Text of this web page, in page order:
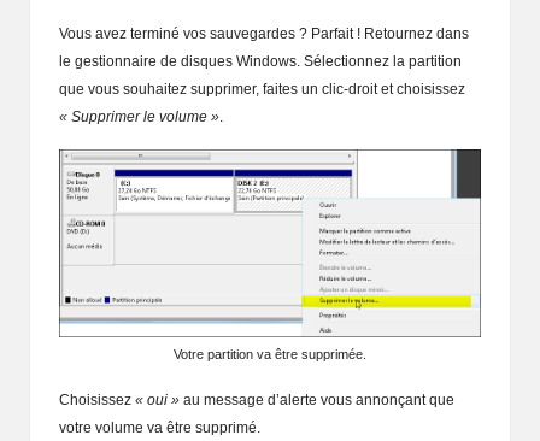
Vous avez terminé vos sauvegardes ? Parfait ! Retournez dans
le gestionnaire de disques Windows. Sélectionnez la partition
que vous souhaitez supprimer, faites un clic-droit et choisissez
« Supprimer le volume ».
Votre partition va être supprimée.
Choisissez « oui » au message d’alerte vous annonçant que
votre volume va être supprimé.